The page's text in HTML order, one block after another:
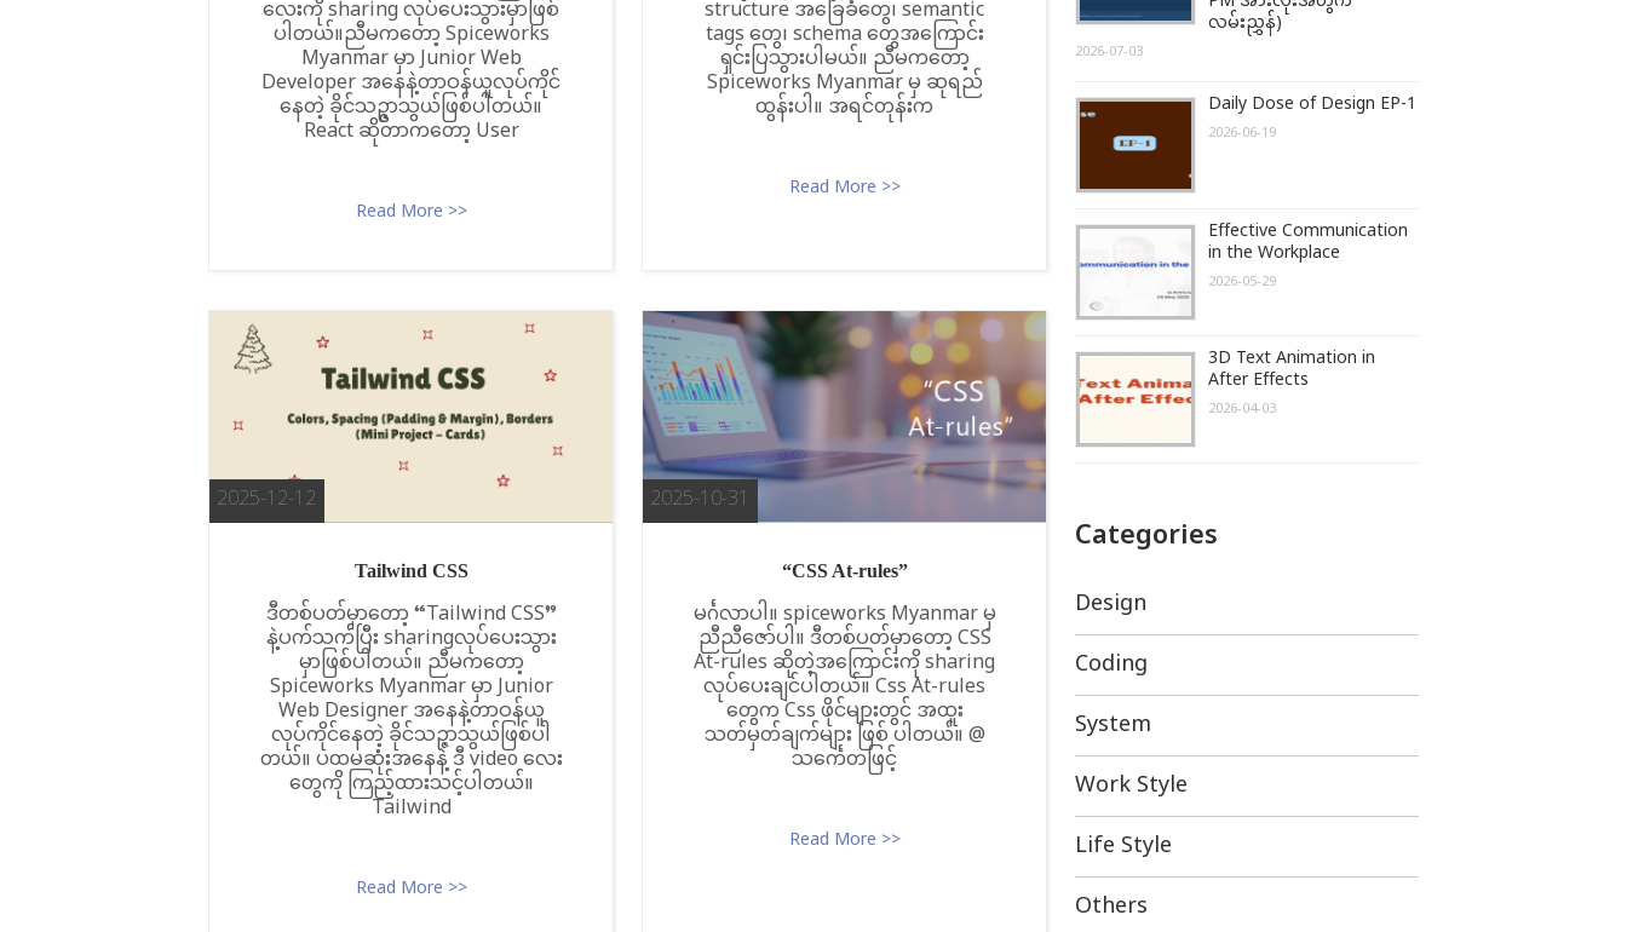
လေးကို sharing လုပ်ပေးသွားမှာဖြစ်
ပါတယ်။ညီမကတော့ Spiceworks
Myanmar မှာ Junior Web
Developer အနေနဲ့တာဝန်ယူလုပ်ကိုင်
နေတဲ့ ခိုင်သဥ္ဇာသွယ်ဖြစ်ပါတယ်။
React ဆိုတာကတော့ User
Read More >>
structure အခြေခံတွေ၊ semantic
tags တွေ၊ schema တွေအကြောင်း
ရှင်းပြသွားပါမယ်။ ညီမကတော့
Spiceworks Myanmar မှ ဆုရည်
ထွန်းပါ။ အရင်တုန်းက
Read More >>
2025-12-12
Tailwind CSS
ဒီတစ်ပတ်မှာတော့ “Tailwind CSS”
နဲ့ပက်သက်ပြီး sharingလုပ်‌ပေးသွား
မှာဖြစ်ပါတယ်။ ညီမကတော့
Spiceworks Myanmar မှာ Junior
Web Designer အနေနဲ့တာဝန်ယူ
လုပ်ကိုင်နေတဲ့ ခိုင်သဉ္ဇာသွယ်ဖြစ်ပါ
တယ်။ ပထမဆုံးအနေနဲ့ ဒီ video လေး
တွေကို ကြည့်ထားသင့်ပါတယ်။
Tailwind
Read More >>
2025-10-31
“CSS At-rules”
မင်္ဂလာပါ။ spiceworks Myanmar မှ
ညီညီဇော်ပါ။ ဒီတစ်ပတ်မှာတော့ CSS
At-rules ဆိုတဲ့အကြောင်းကို sharing
လုပ်ပေးချင်ပါတယ်။ Css At-rules
တွေက Css ဖိုင်များတွင် အထူး
သတ်မှတ်ချက်များ ဖြစ် ပါတယ်။ @
သင်္ကေတဖြင့်
Read More >>
လမ်းညွှန်)
2026-07-03
Daily Dose of Design EP-1
2026-06-19
Effective Communication
in the Workplace
2026-05-29
3D Text Animation in
After Effects
2026-04-03
Categories
Design
Coding
System
Work Style
Life Style
Others